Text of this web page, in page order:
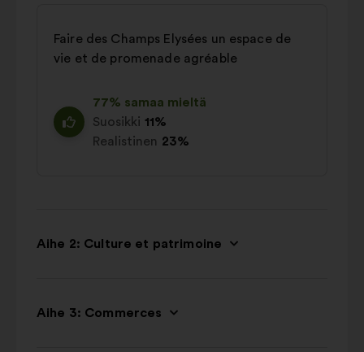
Faire des Champs Elysées un espace de
vie et de promenade agréable
77% samaa mieltä
Suosikki 11%
Realistinen 23%
Aihe 2: Culture et patrimoine
Aihe 3: Commerces